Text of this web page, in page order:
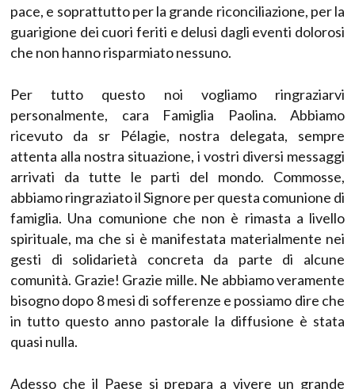
pace, e soprattutto per la grande riconciliazione, per la
guarigione dei cuori feriti e delusi dagli eventi dolorosi
che non hanno risparmiato nessuno.
Per tutto questo noi vogliamo ringraziarvi
personalmente, cara Famiglia Paolina. Abbiamo
ricevuto da sr Pélagie, nostra delegata, sempre
attenta alla nostra situazione, i vostri diversi messaggi
arrivati da tutte le parti del mondo. Commosse,
abbiamo ringraziato il Signore per questa comunione di
famiglia. Una comunione che non è rimasta a livello
spirituale, ma che si è manifestata materialmente nei
gesti di solidarietà concreta da parte di alcune
comunità. Grazie! Grazie mille. Ne abbiamo veramente
bisogno dopo 8 mesi di sofferenze e possiamo dire che
in tutto questo anno pastorale la diffusione è stata
quasi nulla.
Adesso che il Paese si prepara a vivere un grande